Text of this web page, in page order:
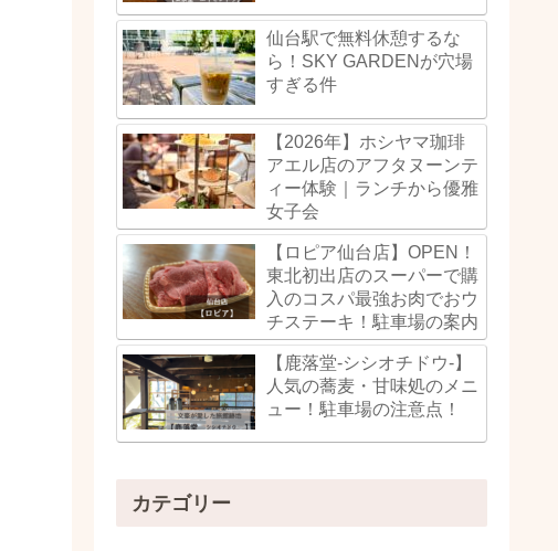
仙台駅で無料休憩するな
ら！SKY GARDENが穴場
すぎる件
【2026年】ホシヤマ珈琲
アエル店のアフタヌーンテ
ィー体験｜ランチから優雅
女子会
【ロピア仙台店】OPEN！
東北初出店のスーパーで購
入のコスパ最強お肉でおウ
チステーキ！駐車場の案内
【鹿落堂-シシオチドウ-】
人気の蕎麦・甘味処のメニ
ュー！駐車場の注意点！
カテゴリー